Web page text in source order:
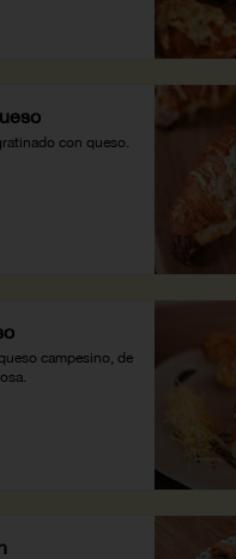
con queso.
campesino, de